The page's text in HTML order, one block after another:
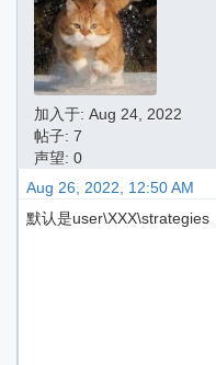
加入于: Aug 24, 2022
帖子: 7
声望: 0
Aug 26, 2022, 12:50 AM
默认是user\XXX\strategies